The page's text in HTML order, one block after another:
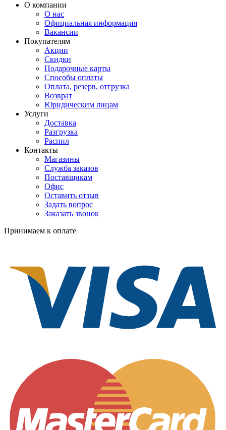
О компании
О нас
Официальная информация
Вакансии
Покупателям
Акции
Скидки
Подарочные карты
Способы оплаты
Оплата, резерв, отгрузка
Возврат
Юридическим лицам
Услуги
Доставка
Разгрузка
Распил
Контакты
Магазины
Служба заказов
Поставщикам
Офис
Оставить отзыв
Задать вопрос
Заказать звонок
Принимаем к оплате